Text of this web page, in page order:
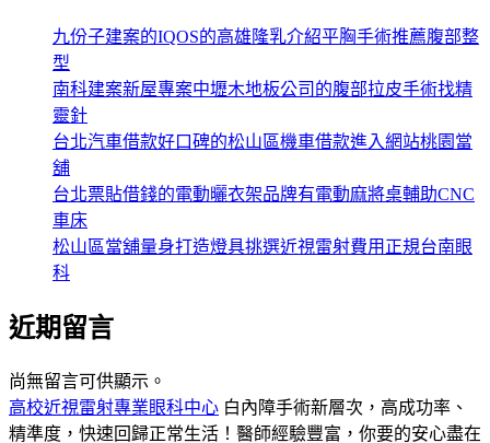
九份子建案的IQOS的高雄隆乳介紹平胸手術推薦腹部整
型
南科建案新屋專案中壢木地板公司的腹部拉皮手術找精
靈針
台北汽車借款好口碑的松山區機車借款進入網站桃園當
舖
台北票貼借錢的電動曬衣架品牌有電動麻將桌輔助CNC
車床
松山區當舖量身打造燈具挑選近視雷射費用正規台南眼
科
近期留言
尚無留言可供顯示。
高校近視雷射專業眼科中心 白內障手術新層次，高成功率、
精準度，快速回歸正常生活！醫師經驗豐富，你要的安心盡在